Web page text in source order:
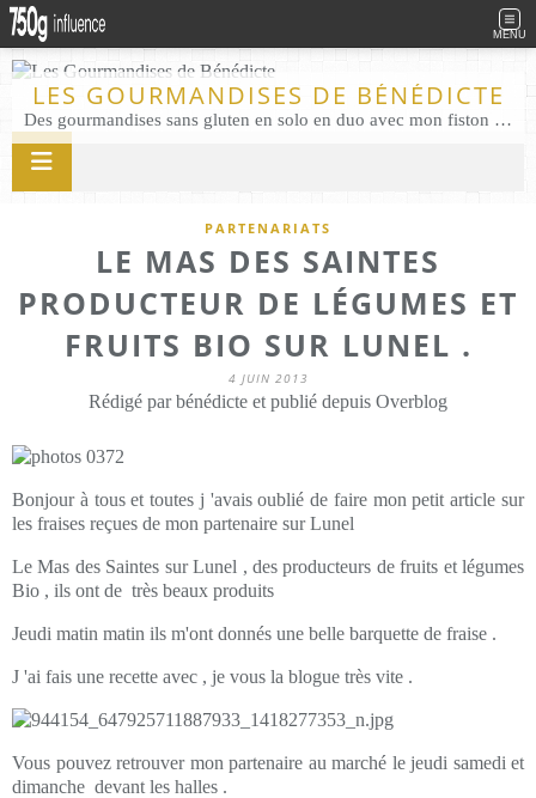
MENU
LES GOURMANDISES DE BÉNÉDICTE
Des gourmandises sans gluten en solo en duo avec mon fiston . Salé comme Sucré sans gluten éco responsable Les Gourmandises de Bénédicte gâteau produits locaux
PARTENARIATS
LE MAS DES SAINTES
PRODUCTEUR DE LÉGUMES ET
FRUITS BIO SUR LUNEL .
4 JUIN 2013
Rédigé par bénédicte et publié depuis Overblog
Bonjour à tous et toutes j 'avais oublié de faire mon petit article sur
les fraises reçues de mon partenaire sur Lunel
Le Mas des Saintes sur Lunel , des producteurs de fruits et légumes
Bio , ils ont de très beaux produits
Jeudi matin matin ils m'ont donnés une belle barquette de fraise .
J 'ai fais une recette avec , je vous la blogue très vite .
Vous pouvez retrouver mon partenaire au marché le jeudi samedi et
dimanche devant les halles .